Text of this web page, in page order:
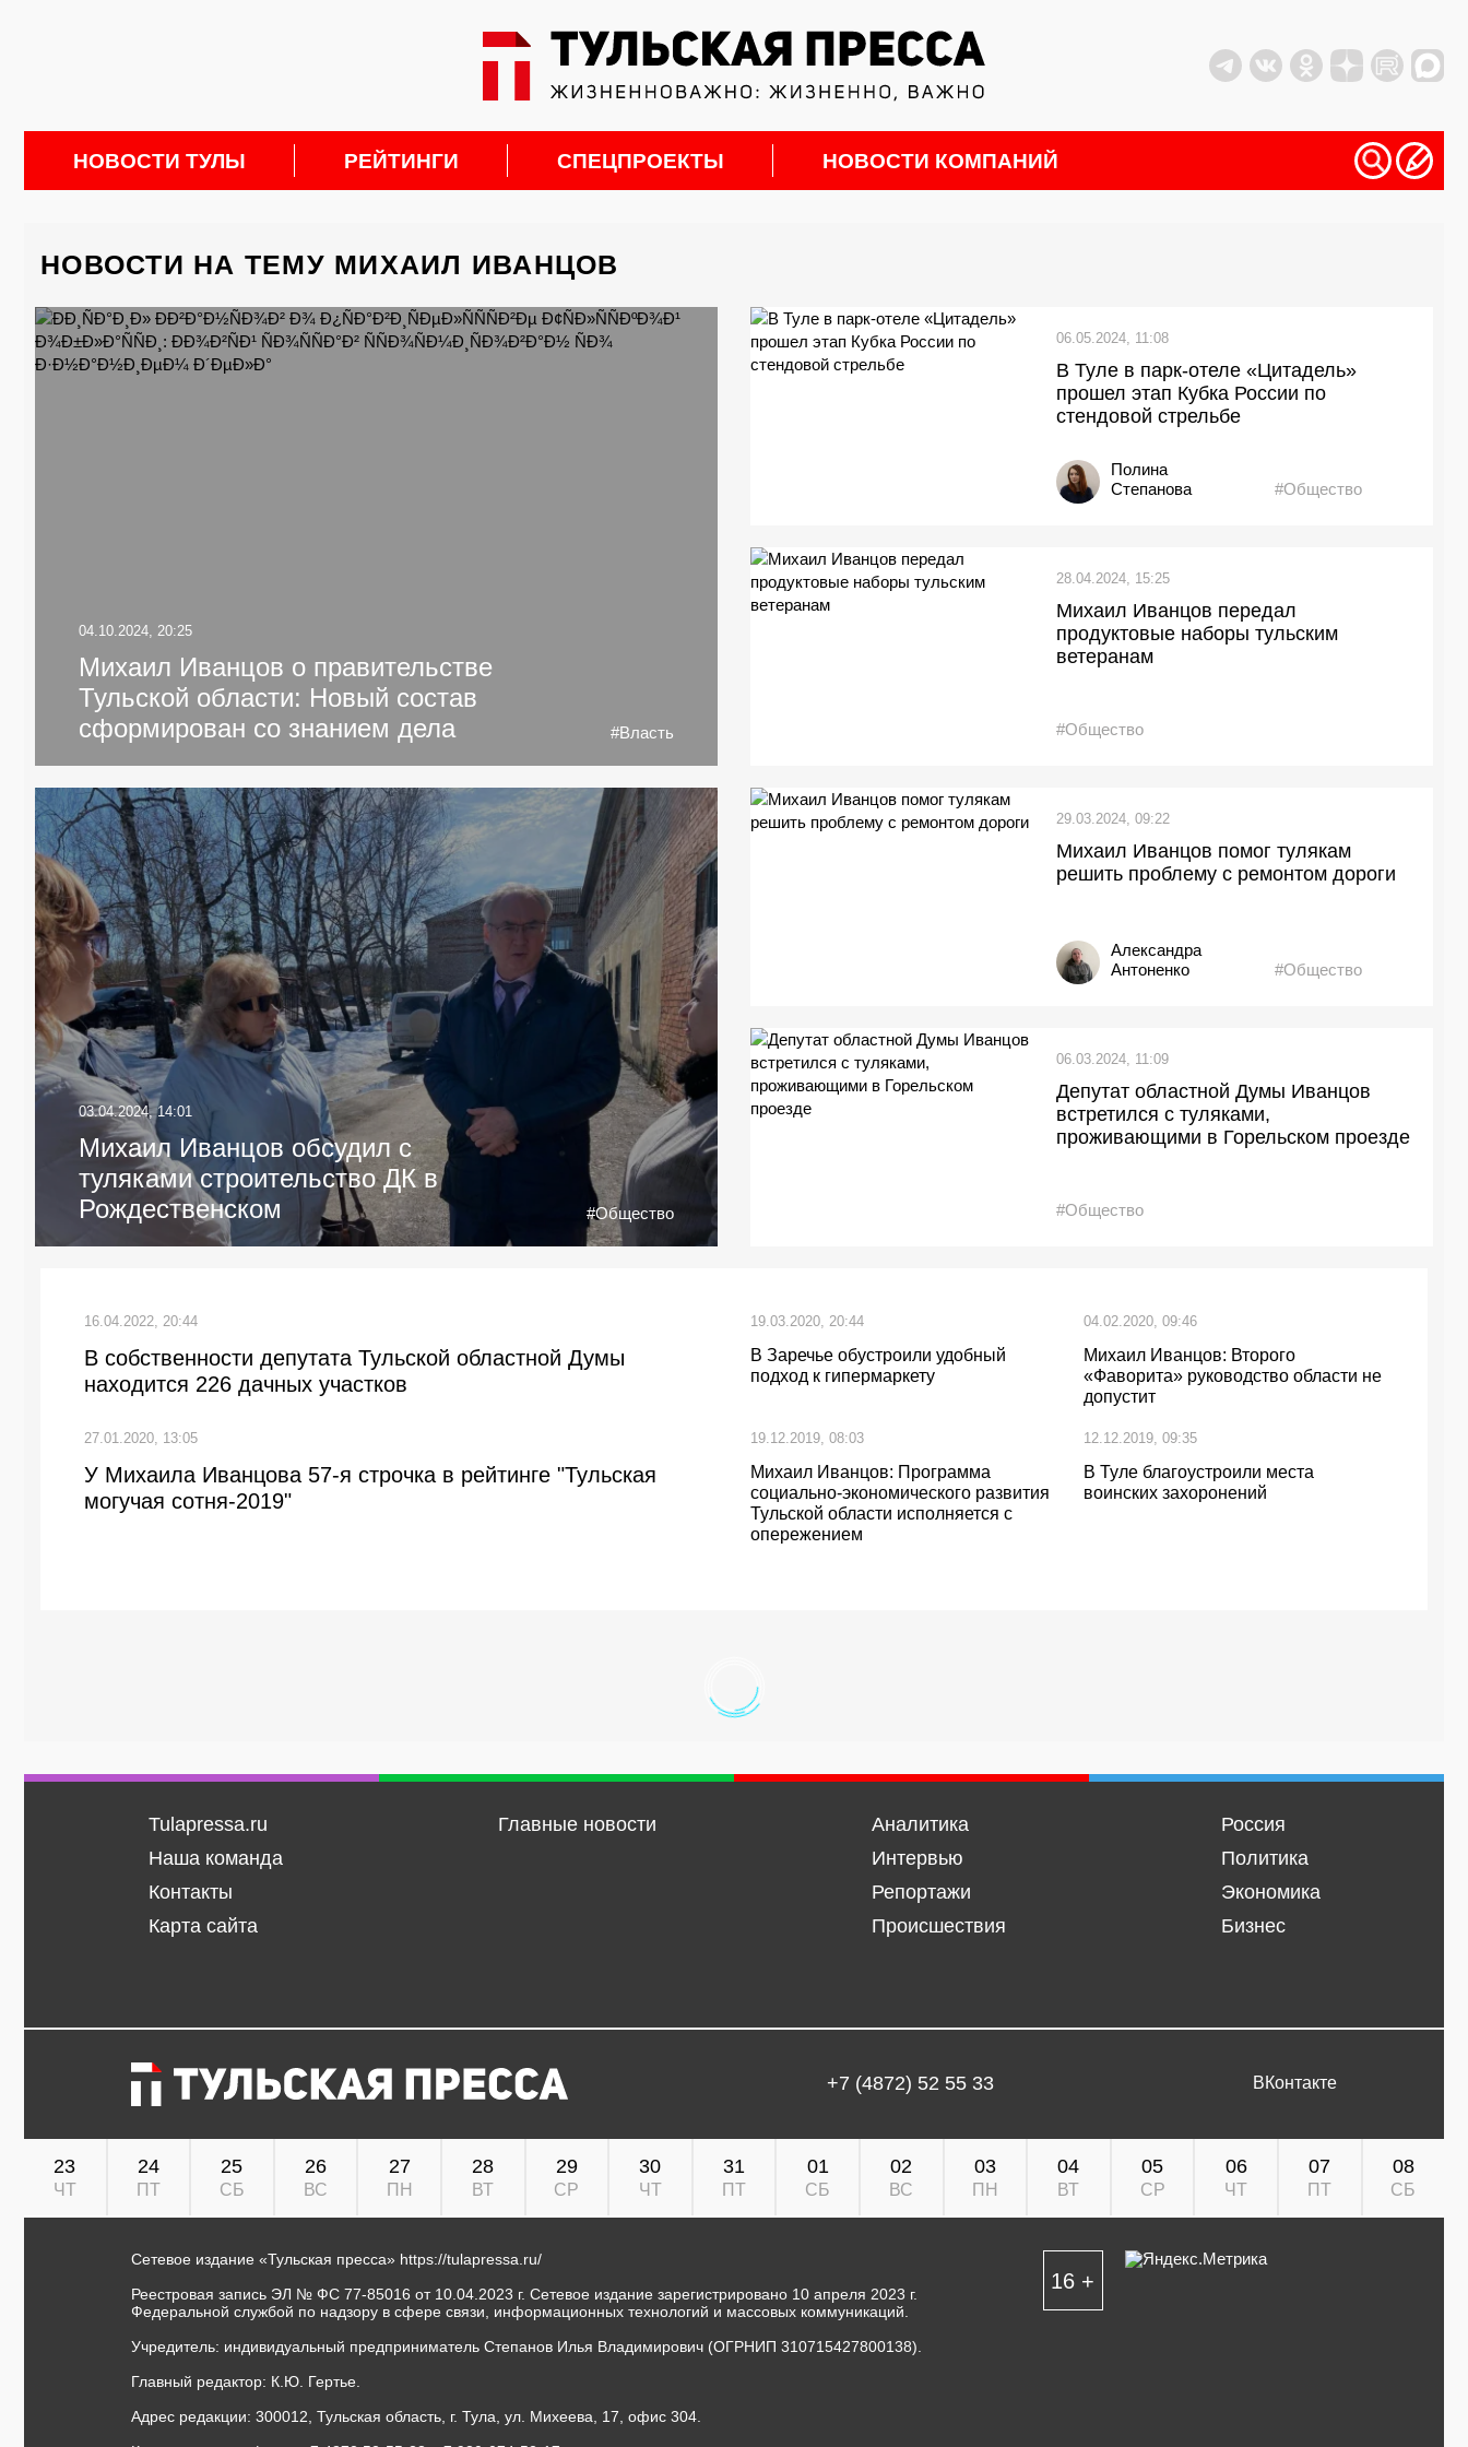
НОВОСТИ ТУЛЫ РЕЙТИНГИ СПЕЦПРОЕКТЫ НОВОСТИ КОМПАНИЙ
НОВОСТИ НА ТЕМУ МИХАИЛ ИВАНЦОВ
04.10.2024, 20:25
Михаил Иванцов о правительстве
Тульской области: Новый состав
сформирован со знанием дела
#Власть
06.05.2024, 11:08
В Туле в парк-отеле «Цитадель»
прошел этап Кубка России по
стендовой стрельбе
Полина
Степанова
#Общество
28.04.2024, 15:25
Михаил Иванцов передал
продуктовые наборы тульским
ветеранам
#Общество
03.04.2024, 14:01
Михаил Иванцов обсудил с
туляками строительство ДК в
Рождественском
#Общество
29.03.2024, 09:22
Михаил Иванцов помог тулякам
решить проблему с ремонтом дороги
Александра
Антоненко
#Общество
06.03.2024, 11:09
Депутат областной Думы Иванцов
встретился с туляками,
проживающими в Горельском проезде
#Общество
16.04.2022, 20:44
В собственности депутата Тульской областной Думы
находится 226 дачных участков
19.03.2020, 20:44
В Заречье обустроили удобный
подход к гипермаркету
04.02.2020, 09:46
Михаил Иванцов: Второго
«Фаворита» руководство области не
допустит
27.01.2020, 13:05
У Михаила Иванцова 57-я строчка в рейтинге "Тульская
могучая сотня-2019"
19.12.2019, 08:03
Михаил Иванцов: Программа
социально-экономического развития
Тульской области исполняется с
опережением
12.12.2019, 09:35
В Туле благоустроили места
воинских захоронений
Tulapressa.ru
Наша команда
Контакты
Карта сайта
Главные новости
Аналитика
Интервью
Репортажи
Происшествия
Россия
Политика
Экономика
Бизнес
+7 (4872) 52 55 33 ВКонтакте
23
ЧТ
24
ПТ
25
СБ
26
ВС
27
ПН
28
ВТ
29
СР
30
ЧТ
31
ПТ
01
СБ
02
ВС
03
ПН
04
ВТ
05
СР
06
ЧТ
07
ПТ
08
СБ
Сетевое издание «Тульская пресса» https://tulapressa.ru/
Реестровая запись ЭЛ № ФС 77-85016 от 10.04.2023 г. Сетевое издание зарегистрировано 10 апреля 2023 г.
Федеральной службой по надзору в сфере связи, информационных технологий и массовых коммуникаций.
Учредитель: индивидуальный предприниматель Степанов Илья Владимирович (ОГРНИП 310715427800138).
Главный редактор: К.Ю. Гертье.
Адрес редакции: 300012, Тульская область, г. Тула, ул. Михеева, 17, офис 304.
16 +